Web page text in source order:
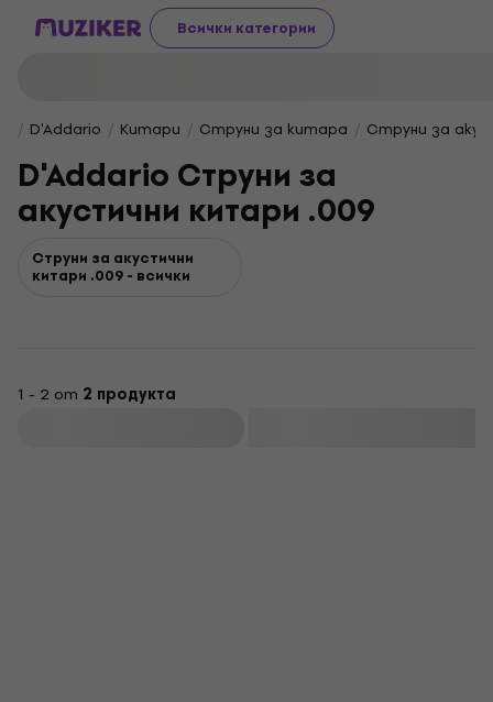
Всички категории
D'Addario Китари Струни за китара Струни за
D'Addario Струни за
акустични китари .009
Струни за акустични
китари .009 - всички
1 - 2 от 2 продукта